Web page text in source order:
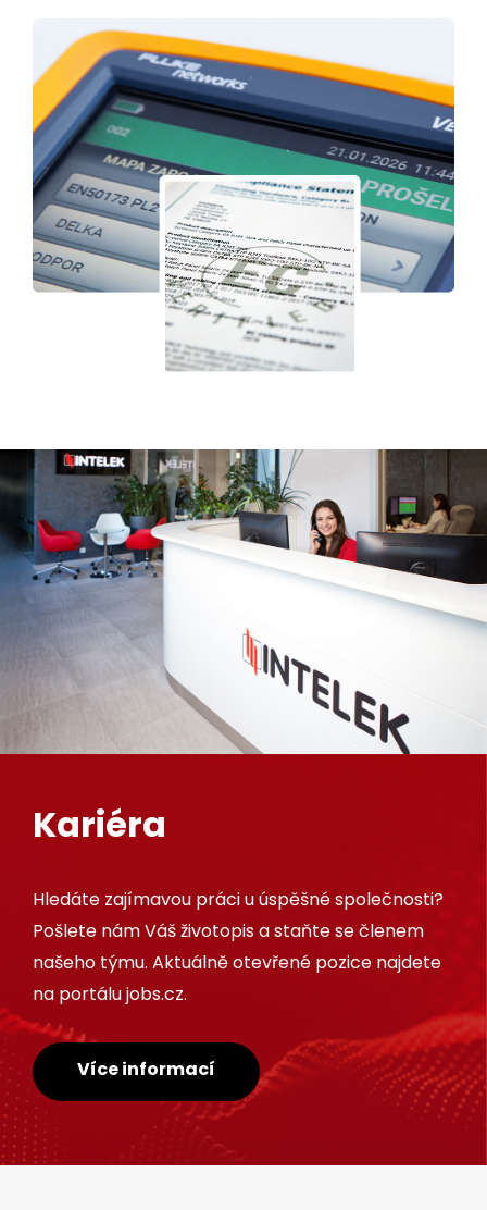
Kariéra
Hledáte zajímavou práci u úspěšné společnosti?
Pošlete nám Váš životopis a staňte se členem
našeho týmu. Aktuálně otevřené pozice najdete
na portálu jobs.cz.
Více informací